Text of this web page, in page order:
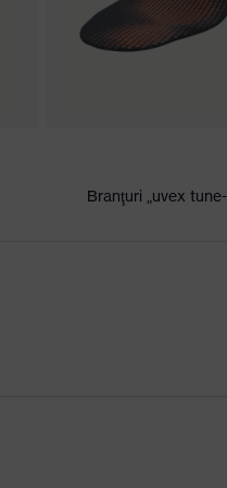
Design Award 2013
Branţuri „uvex